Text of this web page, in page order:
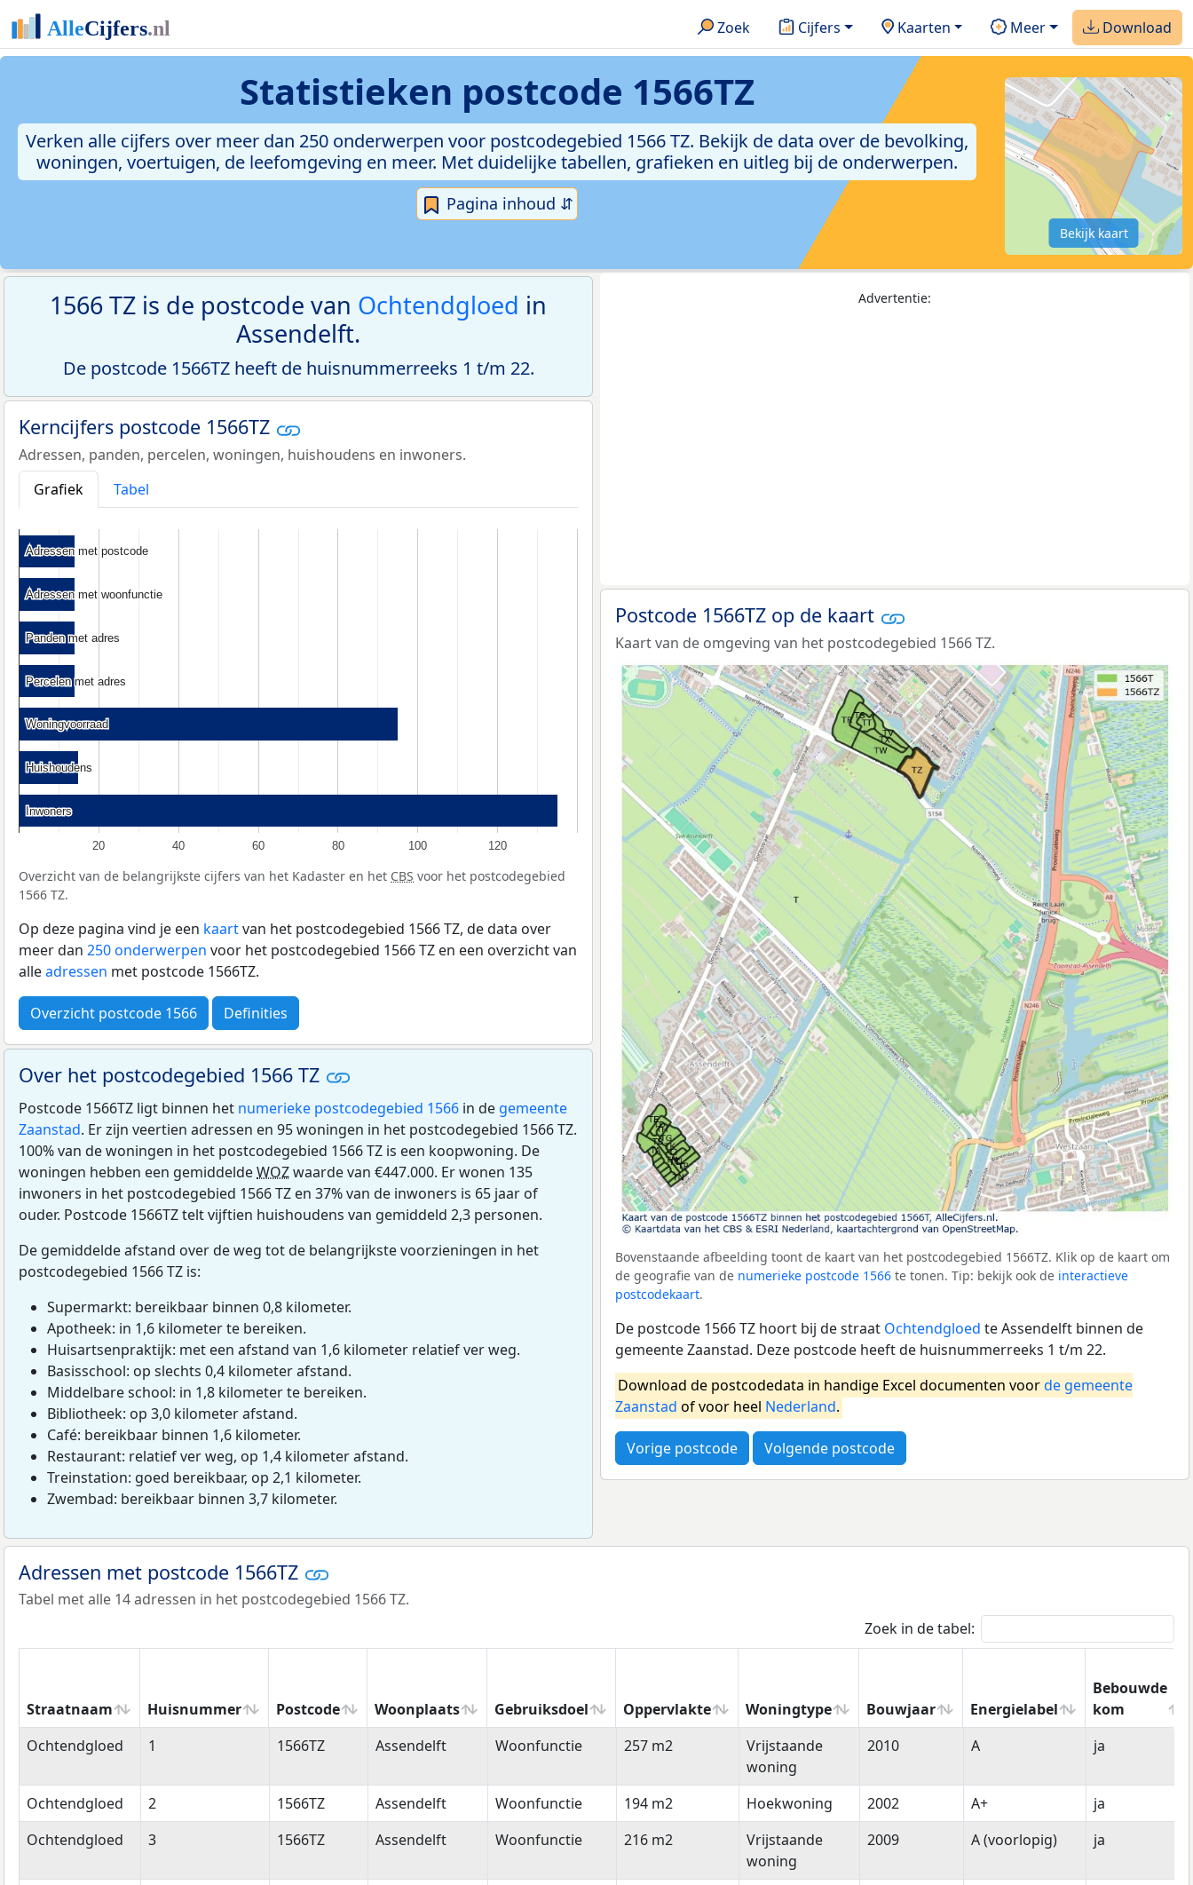
Zoek Cijfers Kaarten Meer Download
Statistieken postcode 1566TZ
Verken alle cijfers over meer dan 250 onderwerpen voor postcodegebied 1566 TZ. Bekijk de data over de bevolking,
woningen, voertuigen, de leefomgeving en meer. Met duidelijke tabellen, grafieken en uitleg bij de onderwerpen.
Pagina inhoud ⇵
Bekijk kaart
1566 TZ is de postcode van Ochtendgloed in
Assendelft.
De postcode 1566TZ heeft de huisnummerreeks 1 t/m 22.
Kerncijfers postcode 1566TZ
Adressen, panden, percelen, woningen, huishoudens en inwoners.
Grafiek
Tabel
20 40 60 80 100 120
Adressen met postcode
Adressen met postcode
Adressen met woonfunctie
Adressen met woonfunctie
Panden met adres
Panden met adres
Percelen met adres
Percelen met adres
Woningvoorraad
Woningvoorraad
Huishoudens
Huishoudens
Inwoners
Inwoners
Overzicht van de belangrijkste cijfers van het Kadaster en het CBS voor het postcodegebied
1566 TZ.
Op deze pagina vind je een kaartvan het postcodegebied 1566 TZ, de data over
meer dan 250 onderwerpen voor het postcodegebied 1566 TZ en een overzicht van
alleadressen met postcode 1566TZ.
Overzicht postcode 1566 Definities
Over het postcodegebied 1566 TZ
Postcode 1566TZ ligt binnen het numerieke postcodegebied 1566 in de gemeente
Zaanstad. Er zijn veertien adressen en 95 woningen in het postcodegebied 1566 TZ.
100% van de woningen in het postcodegebied 1566 TZ is een koopwoning. De
woningen hebben een gemiddeldeWOZwaarde van €447.000. Er wonen 135
inwoners in het postcodegebied 1566 TZ en 37% van de inwoners is 65 jaar of
ouder. Postcode 1566TZ telt vijftien huishoudens van gemiddeld 2,3 personen.
De gemiddelde afstand over de weg tot de belangrijkste voorzieningen in het
postcodegebied 1566 TZ is:
Supermarkt: bereikbaar binnen 0,8 kilometer.
Apotheek: in 1,6 kilometer te bereiken.
Huisartsenpraktijk: met een afstand van 1,6 kilometer relatief ver weg.
Basisschool: op slechts 0,4 kilometer afstand.
Middelbare school: in 1,8 kilometer te bereiken.
Bibliotheek: op 3,0 kilometer afstand.
Café: bereikbaar binnen 1,6 kilometer.
Restaurant: relatief ver weg, op 1,4 kilometer afstand.
Treinstation: goed bereikbaar, op 2,1 kilometer.
Zwembad: bereikbaar binnen 3,7 kilometer.
Advertentie:
Postcode 1566TZ op de kaart
Kaart van de omgeving van het postcodegebied 1566 TZ.
Bovenstaande afbeelding toont de kaart van het postcodegebied 1566TZ. Klik op de kaart om
de geografie van de numerieke postcode 1566 te tonen. Tip: bekijk ook de interactieve
postcodekaart.
De postcode 1566 TZ hoort bij de straat Ochtendgloed te Assendelft binnen de
gemeente Zaanstad. Deze postcode heeft de huisnummerreeks 1 t/m 22.
Download de postcodedata in handige Excel documenten voorde gemeente
Zaanstad of voor heel Nederland.
Vorige postcode Volgende postcode
Adressen met postcode 1566TZ
Tabel met alle 14 adressen in het postcodegebied 1566 TZ.
Zoek in de tabel:
Straatnaam Huisnummer Postcode Woonplaats Gebruiksdoel Oppervlakte Woningtype Bouwjaar Energielabel
Bebouwde
kom
Straatnaam
Huisnummer Postcode Woonplaats Gebruiksdoel Oppervlakte Woningtype Bouwjaar Energielabel
Bebouwde
kom
Ochtendgloed 1 1566TZ Assendelft Woonfunctie 257 m2
Vrijstaande
woning
2010 A ja
Ochtendgloed 2 1566TZ Assendelft Woonfunctie 194 m2 Hoekwoning 2002 A+
ja
Ochtendgloed
3 1566TZ Assendelft Woonfunctie 216 m2
Vrijstaande
woning
2009 A (voorlopig) ja